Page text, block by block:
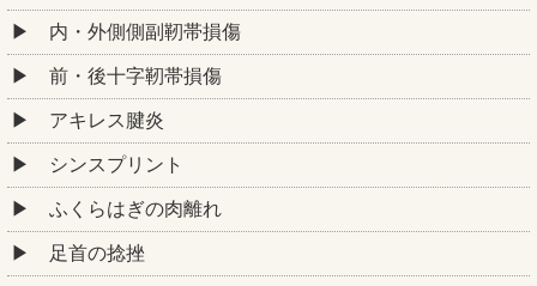
内・外側側副靭帯損傷
前・後十字靭帯損傷
アキレス腱炎
シンスプリント
ふくらはぎの肉離れ
足首の捻挫